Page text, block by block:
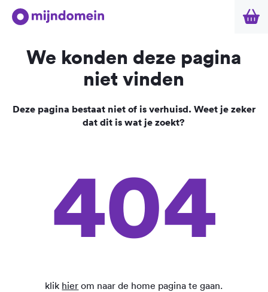
We konden deze pagina
niet vinden
Deze pagina bestaat niet of is verhuisd. Weet je zeker
dat dit is wat je zoekt?
404
klik hier om naar de home pagina te gaan.